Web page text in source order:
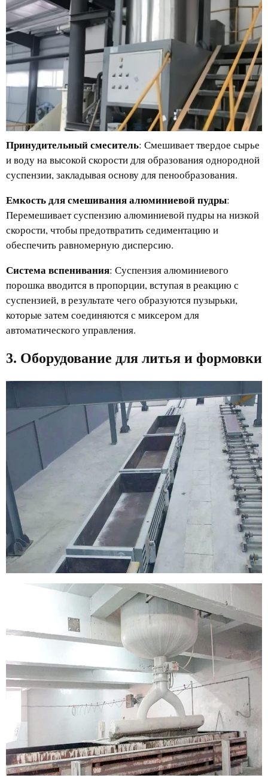
Принудительный смеситель: Смешивает твердое сырье
и воду на высокой скорости для образования однородной
суспензии, закладывая основу для пенообразования.
Емкость для смешивания алюминиевой пудры:
Перемешивает суспензию алюминиевой пудры на низкой
скорости, чтобы предотвратить седиментацию и
обеспечить равномерную дисперсию.
Система вспенивания: Суспензия алюминиевого
порошка вводится в пропорции, вступая в реакцию с
суспензией, в результате чего образуются пузырьки,
которые затем соединяются с миксером для
автоматического управления.
3. Оборудование для литья и формовки